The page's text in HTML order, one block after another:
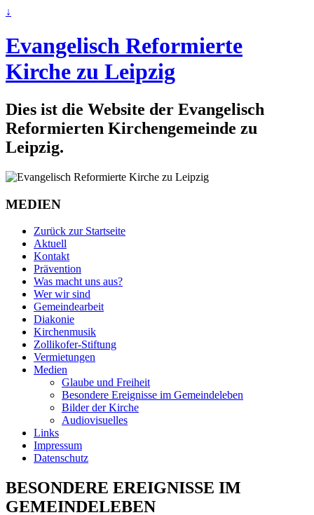
↓
Evangelisch Reformierte
Kirche zu Leipzig
Dies ist die Website der Evangelisch
Reformierten Kirchengemeinde zu
Leipzig.
MEDIEN
Zurück zur Startseite
Aktuell
Kontakt
Prävention
Was macht uns aus?
Wer wir sind
Gemeindearbeit
Diakonie
Kirchenmusik
Zollikofer-Stiftung
Vermietungen
Medien
Glaube und Freiheit
Besondere Ereignisse im Gemeindeleben
Bilder der Kirche
Audiovisuelles
Links
Impressum
Datenschutz
BESONDERE EREIGNISSE IM
GEMEINDELEBEN